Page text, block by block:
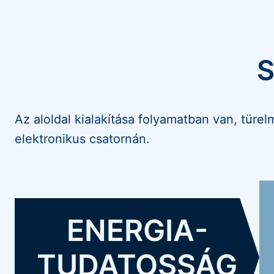
Az aloldal kialakítása folyamatban van,
elektronikus csatornán.
ENERGIA-
TUDATOSSÁG